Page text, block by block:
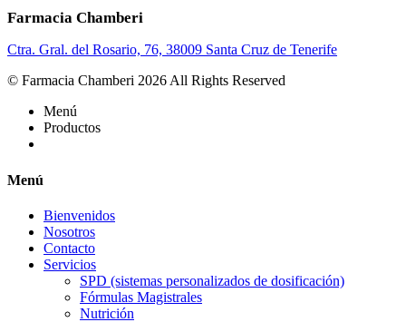
Farmacia Chamberi
Ctra. Gral. del Rosario, 76, 38009 Santa Cruz de Tenerife
© Farmacia Chamberi 2026 All Rights Reserved
Menú
Productos
Menú
Bienvenidos
Nosotros
Contacto
Servicios
SPD (sistemas personalizados de dosificación)
Fórmulas Magistrales
Nutrición